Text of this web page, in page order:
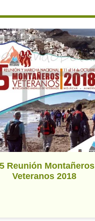
Reunión Montañeros
Veteranos 2018